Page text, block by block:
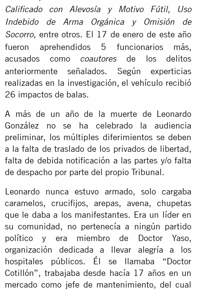
Calificado con Alevosía y Motivo Fútil, Uso
Indebido de Arma Orgánica y Omisión de
Socorro, entre otros. El 17 de enero de este año
fueron aprehendidos 5 funcionarios más,
acusados como
coautoresde los delitos
anteriormente señalados. Según experticias
realizadas en la investigación, el vehículo recibió
26 impactos de balas.
A más de un año de la muerte de Leonardo
González no se ha celebrado la audiencia
preliminar, los múltiples diferimientos se deben
a la falta de traslado de los privados de libertad,
falta de debida notificación a las partes y/o falta
de despacho por parte del propio Tribunal.
Leonardo nunca estuvo armado, solo cargaba
caramelos, crucifijos, arepas, avena, chupetas
que le daba a los manifestantes. Era un líder en
su comunidad, no pertenecía a ningún partido
político y era miembro de Doctor Yaso,
organización dedicada a llevar alegría a los
hospitales públicos. Él se llamaba “Doctor
Cotillón”, trabajaba desde hacía 17 años en un
mercado como jefe de mantenimiento, del cual